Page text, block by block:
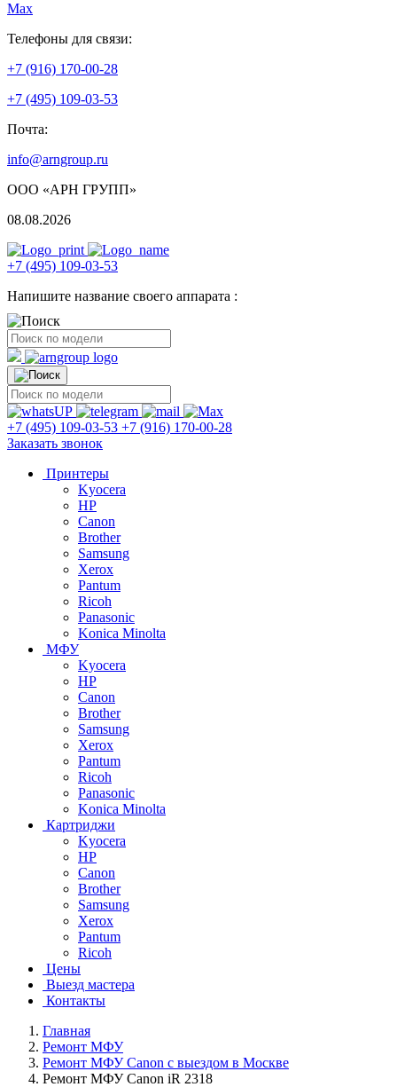
Max
Телефоны для связи:
+7 (916) 170-00-28
+7 (495) 109-03-53
Почта:
info@arngroup.ru
ООО «АРН ГРУПП»
08.08.2026
+7 (495) 109-03-53
Напишите название своего аппарата :
+7 (495) 109-03-53 +7 (916) 170-00-28
Заказать звонок
Принтеры
Kyocera
HP
Canon
Brother
Samsung
Xerox
Pantum
Ricoh
Panasonic
Konica Minolta
МФУ
Kyocera
HP
Canon
Brother
Samsung
Xerox
Pantum
Ricoh
Panasonic
Konica Minolta
Картриджи
Kyocera
HP
Canon
Brother
Samsung
Xerox
Pantum
Ricoh
Цены
Выезд мастера
Контакты
Главная
Ремонт МФУ
Ремонт МФУ Canon с выездом в Москве
Ремонт МФУ Canon iR 2318